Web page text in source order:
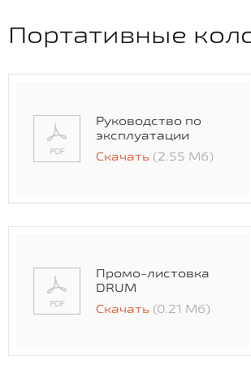
Портативные
Руководство по
эксплуатации
Скачать (2.55 Мб)
Промо-листовка
DRUM
Скачать (0.21 Мб)